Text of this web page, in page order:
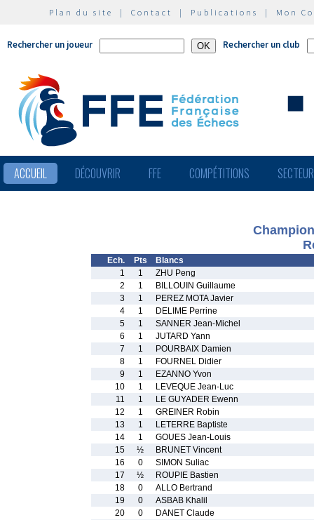
Plan du site | Contact | Publications | Mon
Rechercher un joueur Rechercher un club
ACCUEIL DÉCOUVRIR FFE COMPÉTITIONS
Ech. Pts
Blancs
1
1
ZHU Peng
2
1
BILLOUIN Guillaume
3
1
PEREZ MOTA Javier
4
1
DELIME Perrine
5
1
SANNER Jean-Michel
6
1
JUTARD Yann
7
1
POURBAIX Damien
8
1
FOURNEL Didier
9
1
EZANNO Yvon
10
1
LEVEQUE Jean-Luc
11
1
LE GUYADER Ewenn
12
1
GREINER Robin
13
1
LETERRE Baptiste
14
1
GOUES Jean-Louis
15
½
BRUNET Vincent
16
0
SIMON Suliac
17
½
ROUPIE Bastien
18
0
ALLO Bertrand
19
0
ASBAB Khalil
20
0
DANET Claude